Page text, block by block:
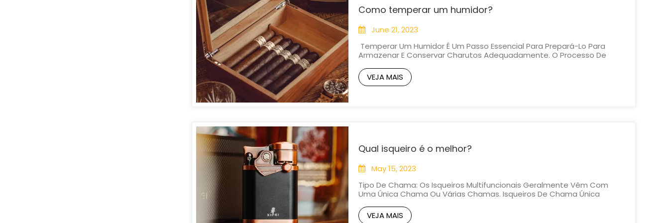
Como temperar um humidor?
June 21, 2023
Temperar Um Humidor É Um Passo Essencial Para Prepará-Lo Para
Armazenar E Conservar Charutos Adequadamente. O Processo De
Do Humidor. Aqui Está Um Guia Passo A Passo Sobre Como Temperar
Um Humidor: 1. Reúna Os Materiais N...
VEJA MAIS
Qual isqueiro é o melhor?
May 15, 2023
Tipo De Chama: Os Isqueiros Multifuncionais Geralmente Vêm Com
Uma Única Chama Ou Várias Chamas. Isqueiros De Chama Única
Isqueiros De Chama Múltipla Podem Fornecer Uma Chama Maior E
Mais Uniforme.Tipo De Combustível: A Maioria Dos Isquei...
VEJA MAIS